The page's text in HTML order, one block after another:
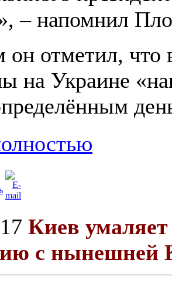
– напомнил
он отметил, что
на Украине
Киев
с нынешней